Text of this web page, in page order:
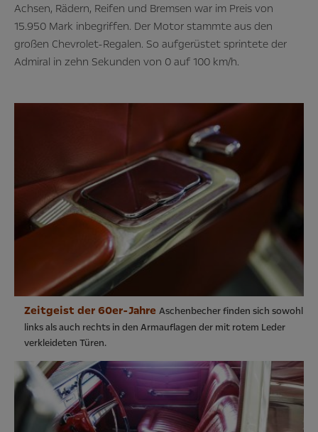
Achsen, Rädern, Reifen und Bremsen war im Preis von
15.950 Mark inbegriffen. Der Motor stammte aus den
großen Chevrolet-Regalen. So aufgerüstet sprintete der
Admiral in zehn Sekunden von 0 auf 100 km/h.
Zeitgeist der 60er-Jahre Aschenbecher finden sich sowohl
links als auch rechts in den Armauflagen der mit rotem Leder
verkleideten Türen.